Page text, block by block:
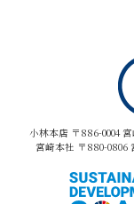
小林本店 〒886-0004
宮崎本社 〒880-0806